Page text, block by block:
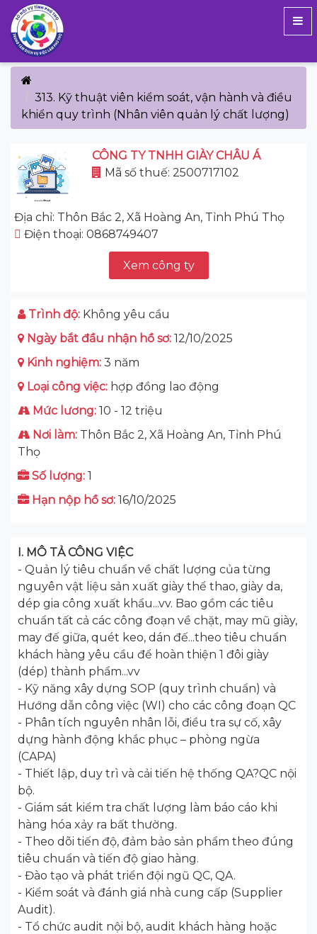
313. Kỹ thuật viên kiểm soát, vận hành và điều
khiển quy trình (Nhân viên quản lý chất lượng)
CÔNG TY TNHH GIÀY CHÂU Á
Mã số thuế: 2500717102
Địa chỉ: Thôn Bắc 2, Xã Hoàng An, Tỉnh Phú Thọ
Điện thoại: 0868749407
Xem công ty
Trình độ: Không yêu cầu
Ngày bắt đầu nhận hồ sơ: 12/10/2025
Kinh nghiệm: 3 năm
Loại công việc: hợp đồng lao động
Mức lương: 10 - 12 triệu
Nơi làm: Thôn Bắc 2, Xã Hoàng An, Tỉnh Phú
Thọ
Số lượng: 1
Hạn nộp hồ sơ: 16/10/2025
I. MÔ TẢ CÔNG VIỆC
- Quản lý tiêu chuẩn về chất lượng của từng
nguyên vật liệu sản xuất giày thể thao, giày da,
dép gia công xuất khẩu...vv. Bao gồm các tiêu
chuẩn tất cả các công đoạn về chặt, may mũ giày,
may đế giữa, quét keo, dán đế...theo tiêu chuẩn
khách hàng yêu cầu để hoàn thiện 1 đôi giày
(dép) thành phẩm...vv
- Kỹ năng xây dựng SOP (quy trình chuẩn) và
Hướng dẫn công việc (WI) cho các công đoạn QC
- Phân tích nguyên nhân lỗi, điều tra sự cố, xây
dựng hành động khắc phục – phòng ngừa
(CAPA)
- Thiết lập, duy trì và cải tiến hệ thống QA?QC nội
bộ.
- Giám sát kiểm tra chất lượng làm báo cáo khi
hàng hóa xảy ra bất thường.
- Theo dõi tiến độ, đảm bảo sản phẩm theo đúng
tiêu chuẩn và tiến độ giao hàng.
- Đào tạo và phát triển đội ngũ QC, QA.
- Kiểm soát và đánh giá nhà cung cấp (Supplier
Audit).
- Tổ chức audit nội bộ, audit khách hàng hoặc